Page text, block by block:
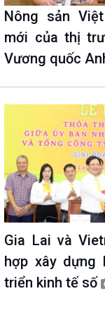
Nông sản
mới của thị
Vương quốc
Gia Lai và
hợp xây dựng
triển kinh tế số